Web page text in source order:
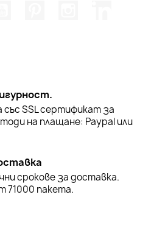
със SSL сертификат за
на плащане: Paypal или
срокове за доставка.
71000 пакета.